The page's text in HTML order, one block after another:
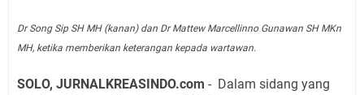
Dr Song Sip SH MH (kanan) dan Dr Mattew Marcellinno Gunawan SH MKn
MH, ketika memberikan keterangan kepada wartawan.
SOLO, JURNALKREASINDO.com - Dalam sidang yang